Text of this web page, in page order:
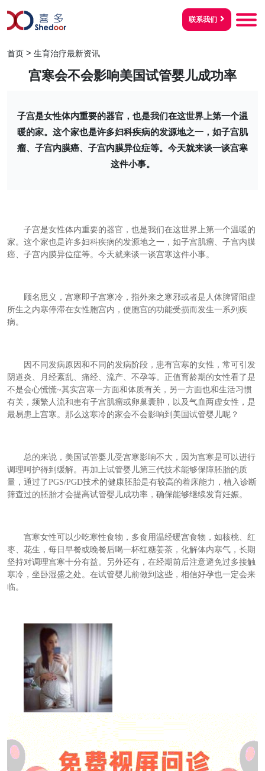
联系我们
首页 > 生育治疗最新资讯
宫寒会不会影响美国试管婴儿成功率
子宫是女性体内重要的器官，也是我们在这世界上第一个温
暖的家。这个家也是许多妇科疾病的发源地之一，如子宫肌
瘤、子宫内膜癌、子宫内膜异位症等。今天就来谈一谈宫寒
这件小事。
子宫是女性体内重要的器官，也是我们在这世界上第一个温暖的
家。这个家也是许多妇科疾病的发源地之一，如子宫肌瘤、子宫内膜
癌、子宫内膜异位症等。今天就来谈一谈宫寒这件小事。
顾名思义，宫寒即子宫寒冷，指外来之寒邪或者是人体脾肾阳虚
所生之内寒停滞在女性胞宫内，使胞宫的功能受损而发生一系列疾
病。
因不同发病原因和不同的发病阶段，患有宫寒的女性，常可引发
阴道炎、月经紊乱、痛经、流产、不孕等。正值育龄期的女性看了是
不是会心慌慌~其实宫寒一方面和体质有关，另一方面也和生活习惯
有关，频繁人流和患有子宫肌瘤或卵巢囊肿，以及气血两虚女性，是
最易患上宫寒。那么这寒冷的家会不会影响到美国试管婴儿呢？
总的来说，美国试管婴儿受宫寒影响不大，因为宫寒是可以进行
调理呵护得到缓解。再加上试管婴儿第三代技术能够保障胚胎的质
量，通过了PGS/PGD技术的健康胚胎是有较高的着床能力，植入诊断
筛查过的胚胎才会提高试管婴儿成功率，确保能够继续发育妊娠。
宫寒女性可以少吃寒性食物，多食用温经暖宫食物，如核桃、红
枣、花生，每日早餐或晚餐后喝一杯红糖姜茶，化解体内寒气，长期
坚持对调理宫寒十分有益。另外还有，在经期前后注意避免过多接触
寒冷，坐卧湿盛之处。在试管婴儿前做到这些，相信好孕也一定会来
临。